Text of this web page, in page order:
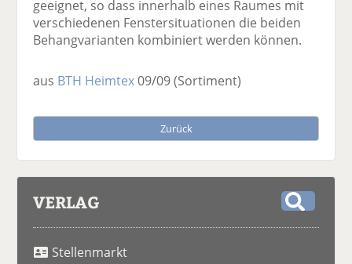
geeignet, so dass innerhalb eines Raumes mit
verschiedenen Fenstersituationen die beiden
Behangvarianten kombiniert werden können.
aus BTH Heimtex09/09(Sortiment)
Zurück
VERLAG
Stellenmarkt